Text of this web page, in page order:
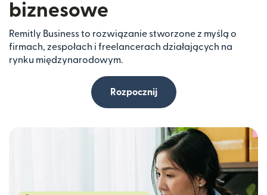
biznesowe
Remitly Business to rozwiązanie stworzone z myślą o
firmach, zespołach i freelancerach działających na
rynku międzynarodowym.
Rozpocznij